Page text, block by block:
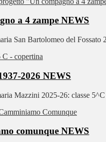
a 4 zampe NEWS
San Bartolomeo del Fossato
2026 NEWS
Mazzini 2025-26: classe 5^C
comunque NEWS